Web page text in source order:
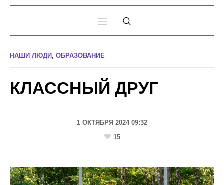
НАШИ ЛЮДИ , ОБРАЗОВАНИЕ
КЛАССНЫЙ ДРУГ
1 ОКТЯБРЯ 2024 09:32
15